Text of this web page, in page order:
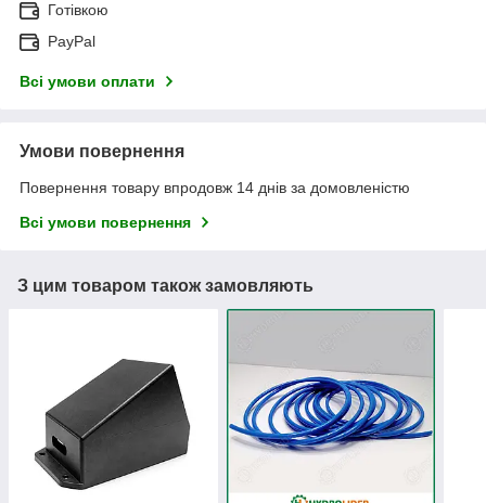
Готівкою
PayPal
Всі умови оплати
Умови повернення
Повернення товару впродовж 14 днів за домовленістю
Всі умови повернення
З цим товаром також замовляють